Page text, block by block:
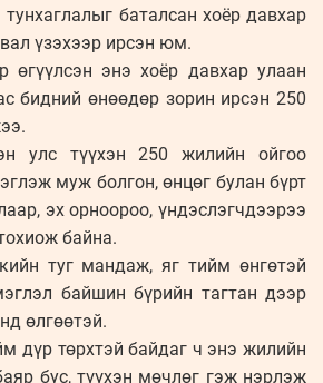
тунхаглалыг баталсан хоёр давхар
үзэхээр ирсэн юм.
өгүүлсэн энэ хоёр давхар улаан
бидний өнөөдөр зорин ирсэн 250
улс түүхэн 250 жилийн ойгоо
муж болгон, өнцөг булан бүрт
эх орноороо, үндэслэгчдээрээ
байна.
туг мандаж, яг тийм өнгөтэй
байшин бүрийн тагтан дээр
өлгөөтэй.
дүр төрхтэй байдаг ч энэ жилийн
бус, түүхэн мөчлөг гэж нэрлэж